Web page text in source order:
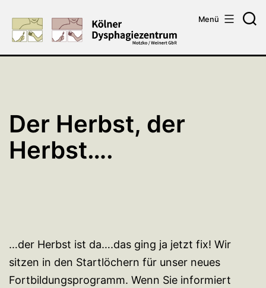
Inhalt
springen
Menü
Der Herbst, der
Herbst….
…der Herbst ist da….das ging ja jetzt fix! Wir
sitzen in den Startlöchern für unser neues
Fortbildungsprogramm. Wenn Sie informiert